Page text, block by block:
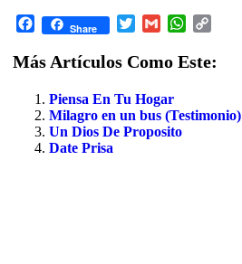
FacebookShare TwitterGmailWhatsApp
Más Artículos Como Este:
Piensa En Tu Hogar
Milagro en un bus (Testimonio)
Un Dios De Proposito
Date Prisa